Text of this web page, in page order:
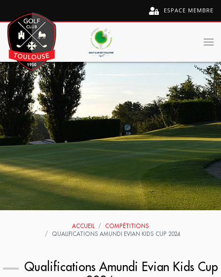
ESPACE MEMBRE
ACCUEIL
COMPÉTITIONS
QUALIFICATIONS AMUNDI EVIAN KIDS CUP 2024
Qualifications Amundi Evian Kids Cup